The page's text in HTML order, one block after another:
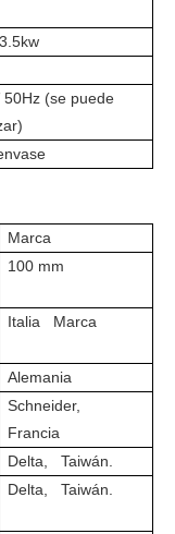
(se puede
Marca
100 mm
Italia Marca
Alemania
Schneider,
Francia
Delta, Taiwán.
Delta, Taiwán.